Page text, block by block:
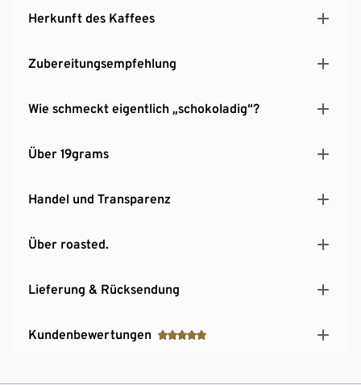
Herkunft des Kaffees
Zubereitungsempfehlung
Wie schmeckt eigentlich „schokoladig“?
Über 19grams
Handel und Transparenz
Über roasted.
Lieferung & Rücksendung
Kundenbewertungen